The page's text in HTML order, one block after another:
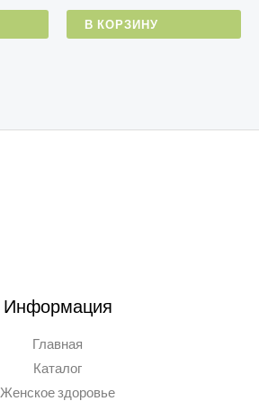
В КОРЗИНУ
Информация
Главная
Каталог
Женское здоровье